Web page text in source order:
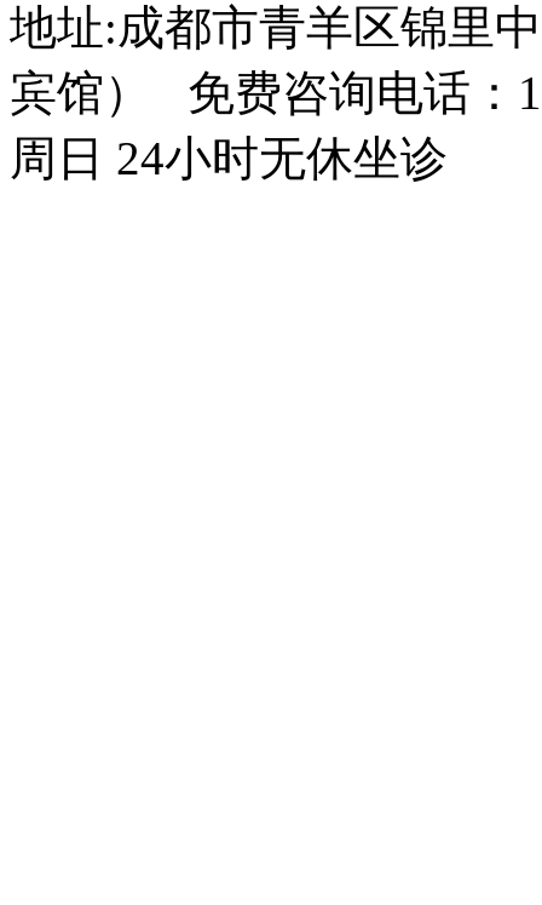
地址:成都市青羊区锦里
宾馆） 免费咨询电话：
周日 24小时无休坐诊